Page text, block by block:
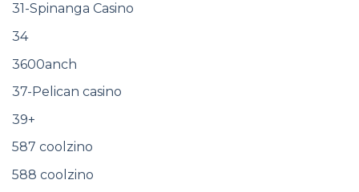
31-Spinanga Casino
34
3600anch
37-Pelican casino
39+
587 coolzino
588 coolzino